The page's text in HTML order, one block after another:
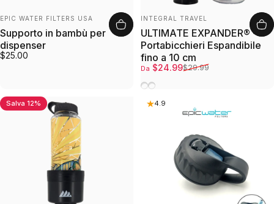
Fornitore:
EPIC WATER FILTERS USA
Supporto in bambù per
dispenser
$25.00
Fornitore:
INTEGRAL TRAVEL
ULTIMATE EXPANDER® -
Portabicchieri Espandibile
fino a 10 cm
Prezzo scontato
Da $24.99
Prezzo di listino
$29.99
Nero
Bianco
5.0
Salva 12% 4.9